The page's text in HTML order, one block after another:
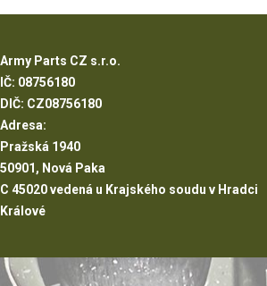
Army Parts CZ s.r.o.
IČ: 08756180
DIČ: CZ08756180
Adresa:
Pražská 1940
50901, Nová Paka
C 45020 vedená u Krajského soudu v Hradci
Králové